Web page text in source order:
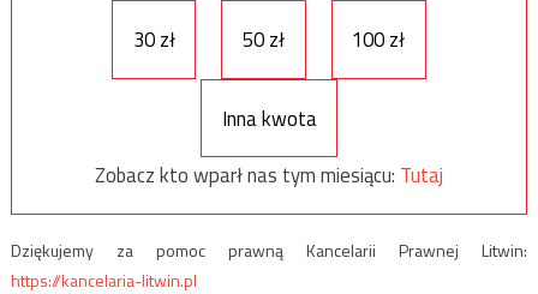
30 zł
50 zł 100 zł
Inna kwota
Zobacz kto wparł nas tym miesiącu: Tutaj
Dziękujemy za pomoc prawną Kancelarii Prawnej Litwin:
https://kancelaria-litwin.pl